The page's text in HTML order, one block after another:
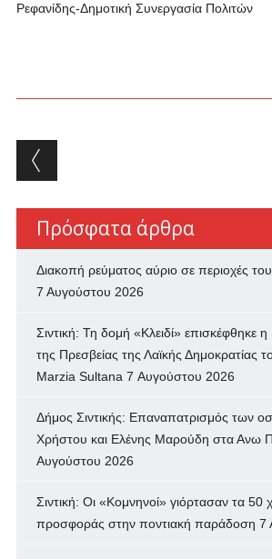
Ρεφανίδης-Δημοτική Συνεργασία Πολιτών
Post navigation
Πρόσφατα άρθρα
Διακοπή ρεύματος αύριο σε περιοχές
7 Αυγούστου 2026
Σιντική: Τη δομή «Κλειδί» επισκέφθηκε η
της Πρεσβείας της Λαϊκής Δημοκρατίας
Marzia Sultana 7 Αυγούστου 2026
Δήμος Σιντικής: Επαναπατρισμός των
Χρήστου και Ελένης Μαρούδη στα Ανω
Αυγούστου 2026
Σιντική: Οι «Κομνηνοί» γιόρτασαν τα 50
προσφοράς στην ποντιακή παράδοση 7